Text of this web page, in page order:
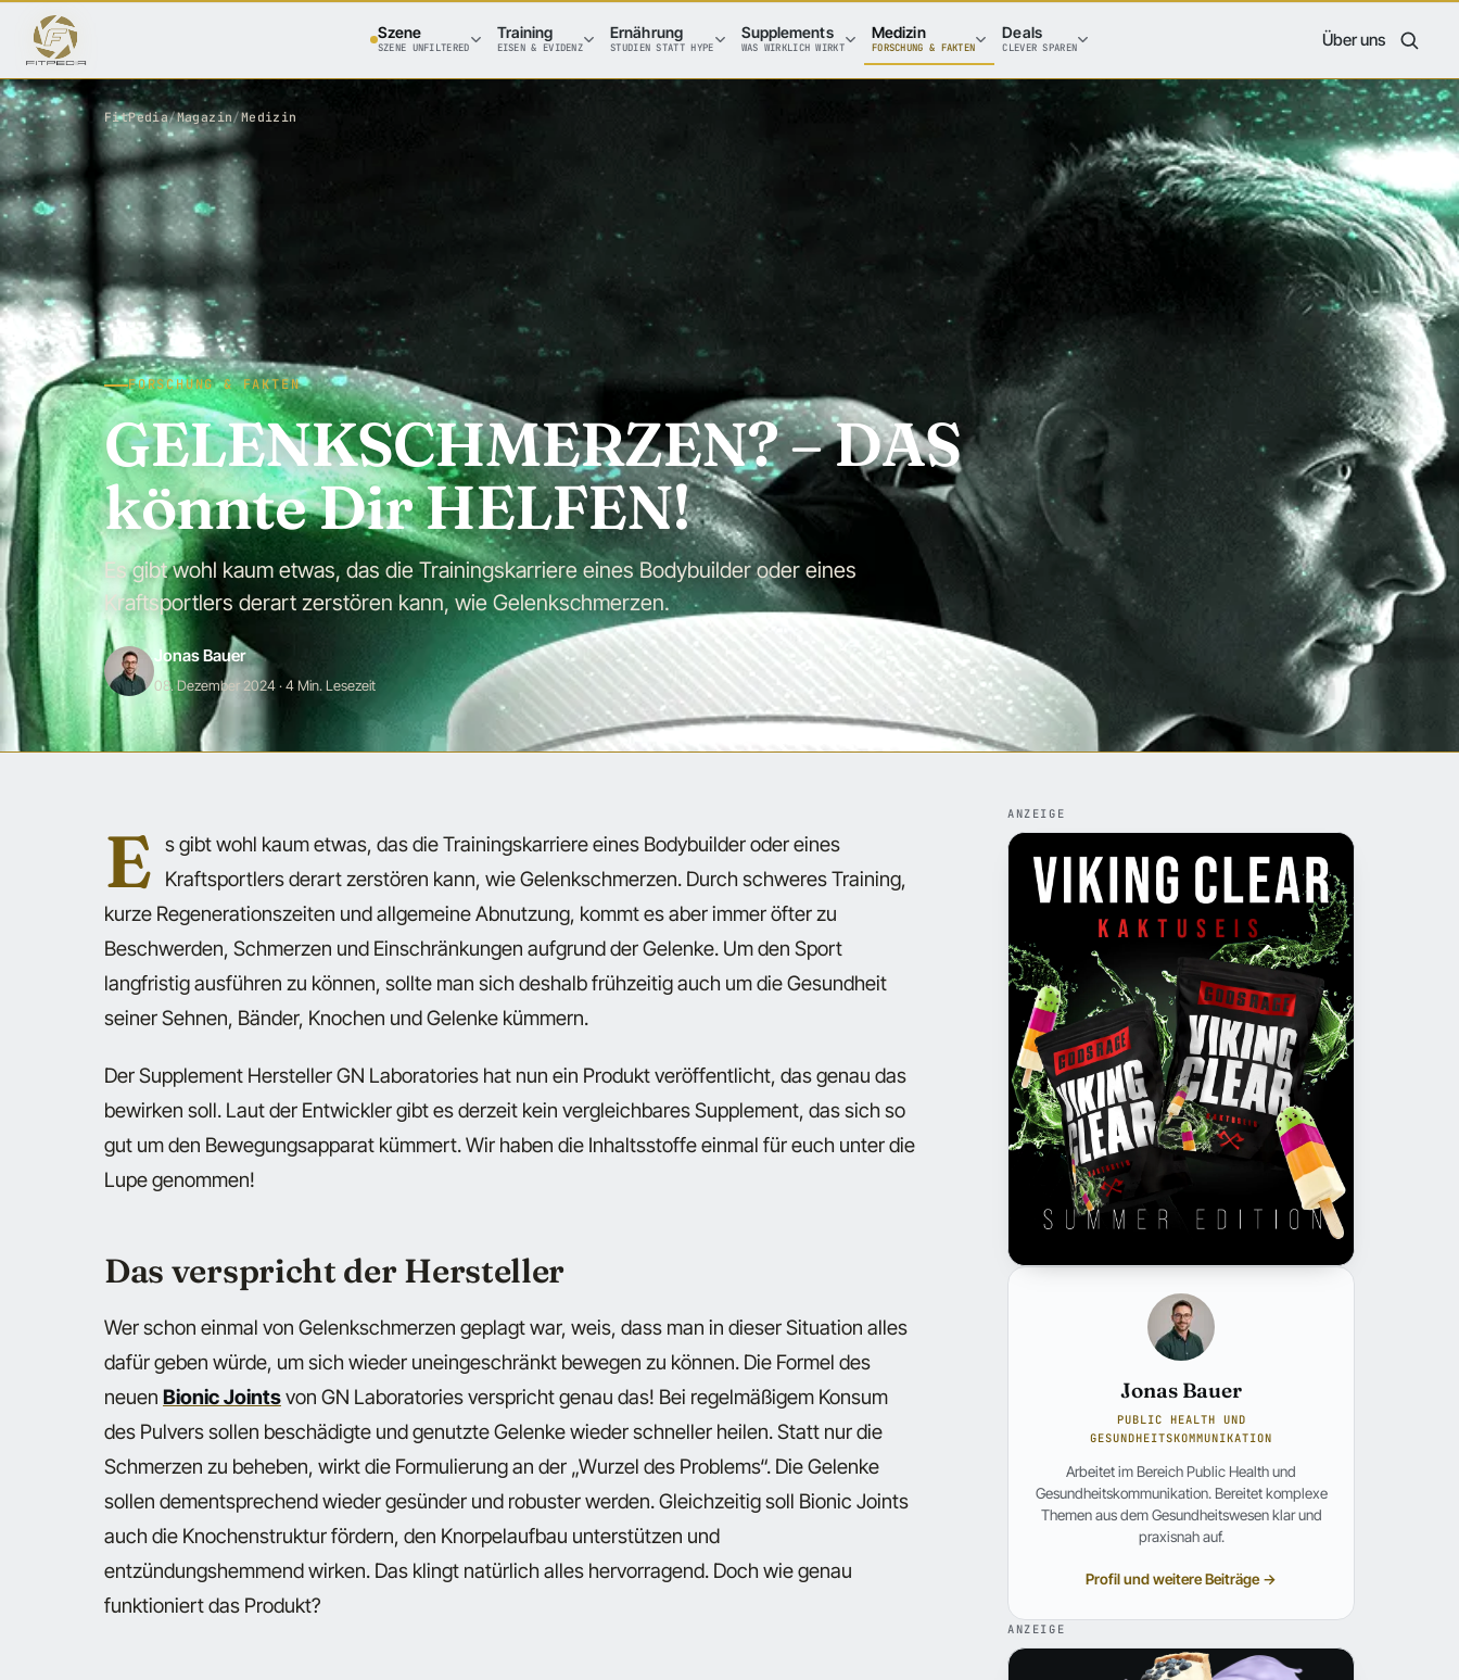
Szene
SZENE UNFILTERED
Training
EISEN & EVIDENZ
Ernährung
STUDIEN STATT HYPE
Supplements
WAS WIRKLICH WIRKT
Medizin
FORSCHUNG & FAKTEN
Deals
CLEVER SPAREN Über uns
FitPedia/Magazin/Medizin
FORSCHUNG & FAKTEN
GELENKSCHMERZEN? – DAS
könnte Dir HELFEN!
Es gibt wohl kaum etwas, das die Trainingskarriere eines Bodybuilder oder eines
Kraftsportlers derart zerstören kann, wie Gelenkschmerzen.
Jonas Bauer
08. Dezember 2024· 4 Min. Lesezeit
E s gibt wohl kaum etwas, das die Trainingskarriere eines Bodybuilder oder eines
Kraftsportlers derart zerstören kann, wie Gelenkschmerzen. Durch schweres Training,
kurze Regenerationszeiten und allgemeine Abnutzung, kommt es aber immer öfter zu
Beschwerden, Schmerzen und Einschränkungen aufgrund der Gelenke. Um den Sport
langfristig ausführen zu können, sollte man sich deshalb frühzeitig auch um die Gesundheit
seiner Sehnen, Bänder, Knochen und Gelenke kümmern.
Der Supplement Hersteller GN Laboratories hat nun ein Produkt veröffentlicht, das genau das
bewirken soll. Laut der Entwickler gibt es derzeit kein vergleichbares Supplement, das sich so
gut um den Bewegungsapparat kümmert. Wir haben die Inhaltsstoffe einmal für euch unter die
Lupe genommen!
Das verspricht der Hersteller
Wer schon einmal von Gelenkschmerzen geplagt war, weis, dass man in dieser Situation alles
dafür geben würde, um sich wieder uneingeschränkt bewegen zu können. Die Formel des
neuen Bionic Jointsvon GN Laboratories verspricht genau das! Bei regelmäßigem Konsum
des Pulvers sollen beschädigte und genutzte Gelenke wieder schneller heilen. Statt nur die
Schmerzen zu beheben, wirkt die Formulierung an der „Wurzel des Problems“. Die Gelenke
sollen dementsprechend wieder gesünder und robuster werden. Gleichzeitig soll Bionic Joints
auch die Knochenstruktur fördern, den Knorpelaufbau unterstützen und
entzündungshemmend wirken. Das klingt natürlich alles hervorragend. Doch wie genau
funktioniert das Produkt?
ANZEIGE
Jonas Bauer
PUBLIC HEALTH UND
GESUNDHEITSKOMMUNIKATION
Arbeitet im Bereich Public Health und
Gesundheitskommunikation. Bereitet komplexe
Themen aus dem Gesundheitswesen klar und
praxisnah auf.
Profil und weitere Beiträge →
ANZEIGE